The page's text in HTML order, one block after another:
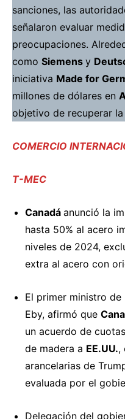
sanciones, las
señalaron evaluar
preocupaciones.
como Siemens y
iniciativa Made for
millones de dólares en
objetivo de recuperar
COMERCIO
T-MEC
Canadá anunció la
hasta 50% al acero
niveles de 2024,
extra al acero con
El primer ministro
Eby, afirmó que
un acuerdo de
de madera a EE.UU.,
arancelarias de
evaluada por el
Delegación del